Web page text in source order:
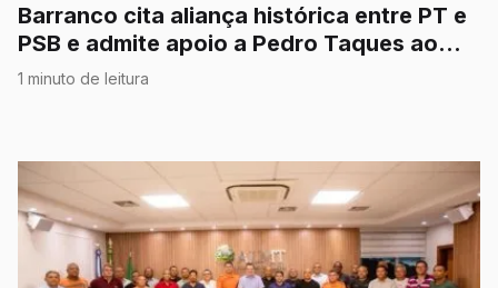
Barranco cita aliança histórica entre PT e
PSB e admite apoio a Pedro Taques ao
Senado
1 minuto de leitura